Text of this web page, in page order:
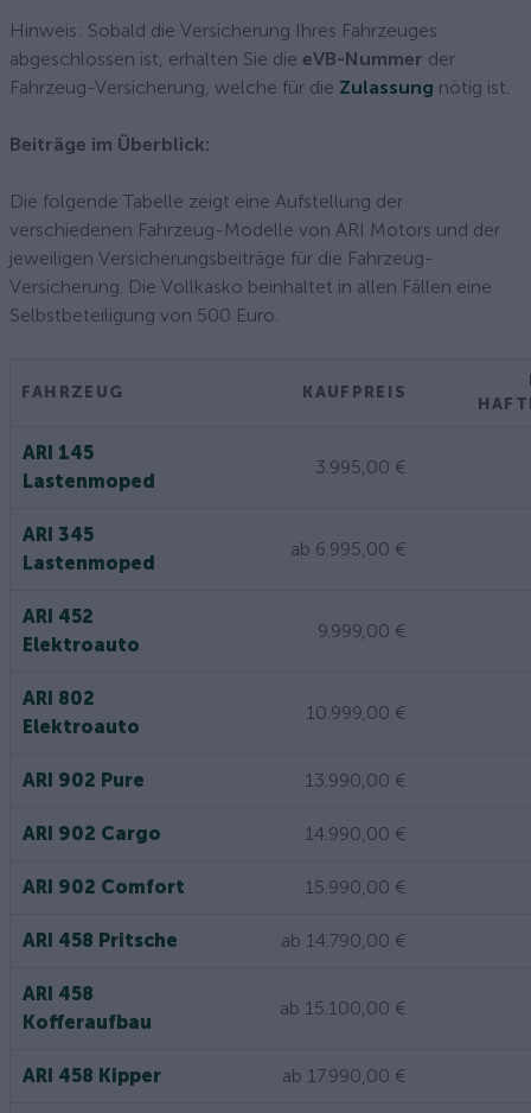
Hinweis: Sobald die Versicherung Ihres Fahrzeuges
abgeschlossen ist, erhalten Sie die eVB-Nummer der
Fahrzeug-Versicherung, welche für die Zulassung nötig ist.
Beiträge im Überblick:
Die folgende Tabelle zeigt eine Aufstellung der
verschiedenen Fahrzeug-Modelle von ARI Motors und der
jeweiligen Versicherungsbeiträge für die Fahrzeug-
Versicherung. Die Vollkasko beinhaltet in allen Fällen eine
Selbstbeteiligung von 500 Euro.
FAHRZEUG KAUFPREIS
ARI 145
Lastenmoped
3.995,00 €
ARI 345
Lastenmoped
ab 6.995,00 €
ARI 452
Elektroauto
9.999,00 €
ARI 802
Elektroauto
10.999,00 €
ARI 902 Pure 13.990,00 €
ARI 902 Cargo 14.990,00 €
ARI 902 Comfort 15.990,00 €
ARI 458 Pritsche ab 14.790,00 €
ARI 458
Kofferaufbau
ab 15.100,00 €
ARI 458 Kipper ab 17.990,00 €